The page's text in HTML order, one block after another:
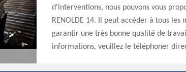
d'interventions, nous pouvons vous
RENOLDE 14. Il peut accéder à tous
garantir une très bonne qualité de
informations, veuillez le téléphoner